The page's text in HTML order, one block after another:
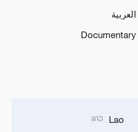
العربية
Documentary
Lao
ລາວ